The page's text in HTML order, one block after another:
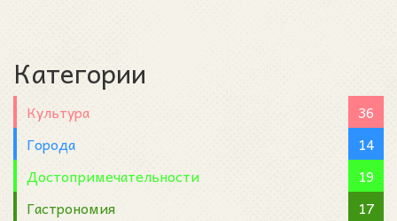
Категории
Культура
36
Города
14
Достопримечательности
19
Гастрономия
17